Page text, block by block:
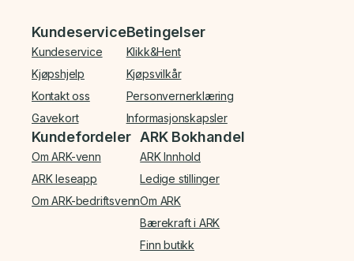
Bunnmeny
Kundeservice
Kundeservice
Kjøpshjelp
Kontakt oss
Gavekort
Betingelser
Klikk&Hent
Kjøpsvilkår
Personvernerklæring
Informasjonskapsler
Kundefordeler
Om ARK-venn
ARK leseapp
Om ARK-bedriftsvenn
ARK Bokhandel
ARK Innhold
Ledige stillinger
Om ARK
Bærekraft i ARK
Finn butikk